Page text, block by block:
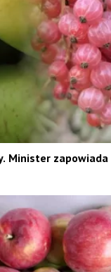
Minister